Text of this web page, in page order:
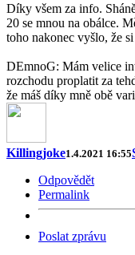
Díky všem za info.
20 se mnou na obálce.
toho nakonec vyšlo, že
DEmnoG: Mám velice
rozchodu proplatit za
že máš díky mně obě
Killingjoke1.4.2021 16:55
Odpovědět
Permalink
Poslat zprávu